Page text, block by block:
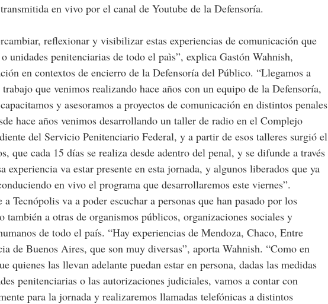
en vivo por el canal de Youtube de la Defensoría.
reflexionar y visibilizar estas experiencias de comunicación que
unidades penitenciarias de todo el paìs”, explica Gastón Wahnish,
en contextos de encierro de la Defensoría del Público. “Llegamos a
que venimos realizando hace años con un equipo de la Defensoría,
y asesoramos a proyectos de comunicación en distintos penales
hace años venimos desarrollando un taller de radio en el Complejo
del Servicio Penitenciario Federal, y a partir de esos talleres surgió el
que cada 15 días se realiza desde adentro del penal, y se difunde a través
experiencia va estar presente en esta jornada, y algunos liberados que ya
en vivo el programa que desarrollaremos este viernes”.
Tecnópolis va a poder escuchar a personas que han pasado por los
también a otras de organismos públicos, organizaciones sociales y
de todo el país. “Hay experiencias de Mendoza, Chaco, Entre
de Buenos Aires, que son muy diversas”, aporta Wahnish. “Como en
quienes las llevan adelante puedan estar en persona, dadas las medidas
penitenciarias o las autorizaciones judiciales, vamos a contar con
para la jornada y realizaremos llamadas telefónicas a distintos